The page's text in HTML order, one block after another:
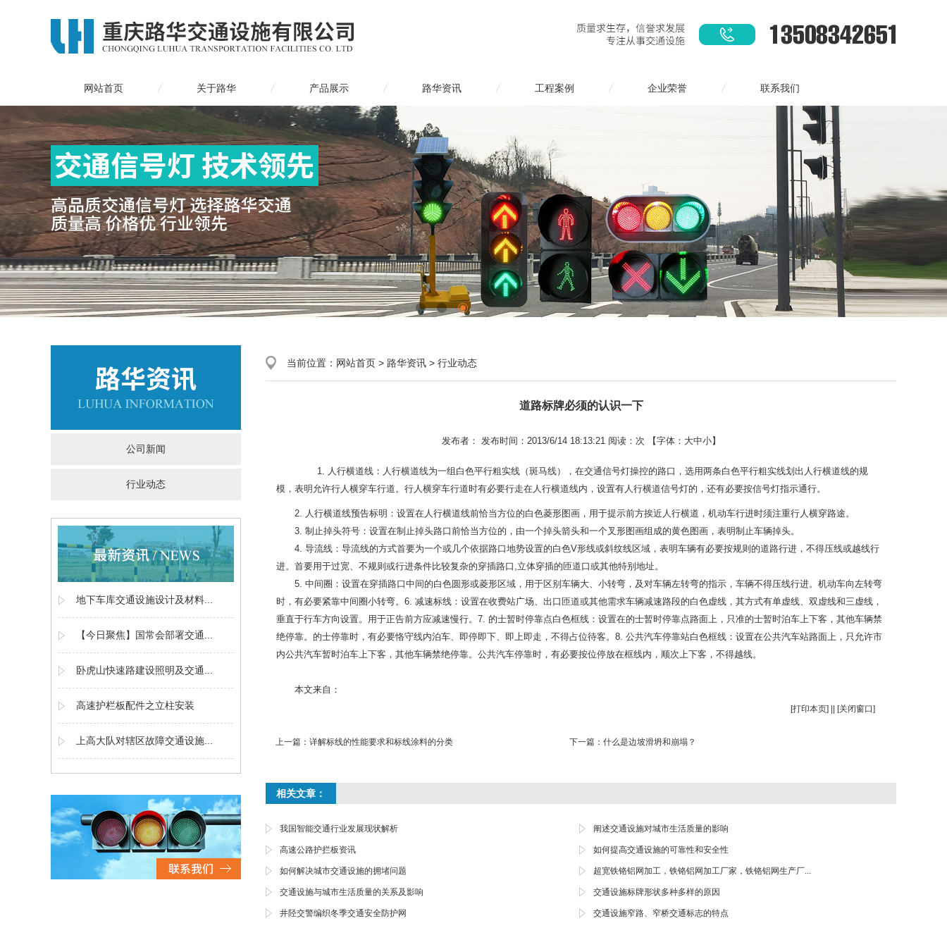
网站首页 关于路华 产品展示 路华资讯 工程案例 企业荣誉 联系我们
公司新闻
行业动态
地下车库交通设施设计及材料...
【今日聚焦】国常会部署交通...
卧虎山快速路建设照明及交通...
高速护栏板配件之立柱安装
上高大队对辖区故障交通设施...
当前位置： 网站首页 > 路华资讯 > 行业动态
道路标牌必须的认识一下
发布者： 发布时间：2013/6/14 18:13:21 阅读： 次 【字体： 大中小】
1. 人行横道线：人行横道线为一组白色平行粗实线（斑马线），在交通信号灯操控的路口，选用两条白色平行粗实线划出人行横道线的规
模，表明允许行人横穿车行道。行人横穿车行道时有必要行走在人行横道线内，设置有人行横道信号灯的，还有必要按信号灯指示通行。
2. 人行横道线预告标明：设置在人行横道线前恰当方位的白色菱形图画，用于提示前方挨近人行横道，机动车行进时须注重行人横穿路途。
3. 制止掉头符号：设置在制止掉头路口前恰当方位的，由一个掉头箭头和一个叉形图画组成的黄色图画，表明制止车辆掉头。
4. 导流线：导流线的方式首要为一个或几个依据路口地势设置的白色V形线或斜纹线区域，表明车辆有必要按规则的道路行进，不得压线或越线行
进。首要用于过宽、不规则或行进条件比较复杂的穿插路口,立体穿插的匝道口或其他特别地址。
5. 中间圈：设置在穿插路口中间的白色圆形或菱形区域，用于区别车辆大、小转弯，及对车辆左转弯的指示，车辆不得压线行进。机动车向左转弯
时，有必要紧靠中间圈小转弯。6. 减速标线：设置在收费站广场、出口匝道或其他需求车辆减速路段的白色虚线，其方式有单虚线、双虚线和三虚线，
垂直于行车方向设置。用于正告前方应减速慢行。7. 的士暂时停靠点白色框线：设置在的士暂时停靠点路面上，只准的士暂时泊车上下客，其他车辆禁
绝停靠。的士停靠时，有必要恪守线内泊车、即停即下、即上即走，不得占位待客。8. 公共汽车停靠站白色框线：设置在公共汽车站路面上，只允许市
内公共汽车暂时泊车上下客，其他车辆禁绝停靠。公共汽车停靠时，有必要按位停放在框线内，顺次上下客，不得越线。
本文来自：
[打印本页] || [关闭窗口]
上一篇： 详解标线的性能要求和标线涂料的分类 下一篇： 什么是边坡滑坍和崩塌？
相关文章：
我国智能交通行业发展现状解析 阐述交通设施对城市生活质量的影响
高速公路护拦板资讯 如何提高交通设施的可靠性和安全性
如何解决城市交通设施的拥堵问题 超宽铁铬铝网加工，铁铬铝网加工厂家，铁铬铝网生产厂...
交通设施与城市生活质量的关系及影响 交通设施标牌形状多种多样的原因
井陉交警编织冬季交通安全防护网 交通设施窄路、窄桥交通标志的特点